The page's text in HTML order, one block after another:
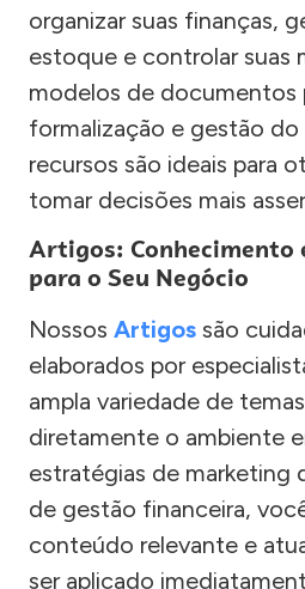
organizar suas finanças,
estoque e controlar suas
modelos de documentos
formalização e gestão do
recursos são ideais para
tomar decisões mais
Artigos: Conhecimento
para o Seu Negócio
Nossos Artigos são
elaborados por
ampla variedade de
diretamente o ambiente
estratégias de marketing
de gestão financeira,
conteúdo relevante e
ser aplicado